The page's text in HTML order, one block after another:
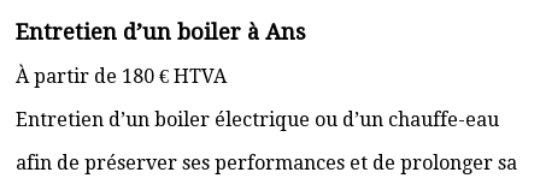
Entretien d’un boiler à Ans
À partir de 180 € HTVA
Entretien d’un boiler électrique ou d’un chauffe-eau
afin de préserver ses performances et de prolonger sa